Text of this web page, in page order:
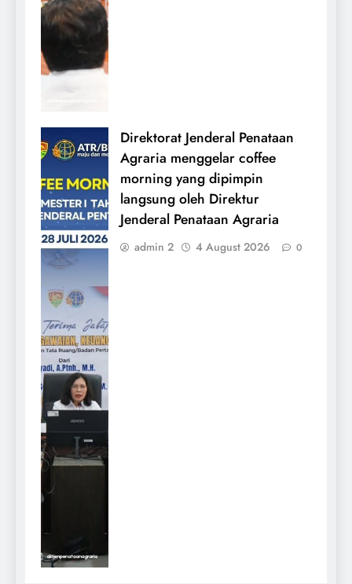
Direktorat Jenderal Penataan
Agraria menggelar coffee
morning yang dipimpin
langsung oleh Direktur
Jenderal Penataan Agraria
admin 2 4 August 2026 0